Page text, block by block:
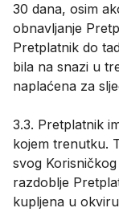
30 dana, osim
obnavljanje
Pretplatnik do
bila na snazi u
naplaćena za
3.3. Pretplatnik
kojem trenutku.
svog
razdoblje
kupljena u